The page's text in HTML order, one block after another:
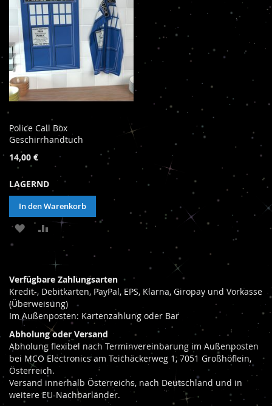
Police Call Box
Geschirrhandtuch
14,00 €
LAGERND
In den Warenkorb
ZUR
WUNSCHLISTE
HINZUFÜGEN
ZUR
VERGLEICHSLISTE
HINZUFÜGEN
Verfügbare Zahlungsarten
Kredit-, Debitkarten, PayPal, EPS, Klarna, Giropay und Vorkasse
(Überweisung)
Im Außenposten: Kartenzahlung oder Bar
Abholung oder Versand
Abholung flexibel nach Terminvereinbarung im Außenposten
bei MCO Electronics am Teichäckerweg 1, 7051 Großhöflein,
Österreich.
Versand innerhalb Österreichs, nach Deutschland und in
weitere EU-Nachbarländer.